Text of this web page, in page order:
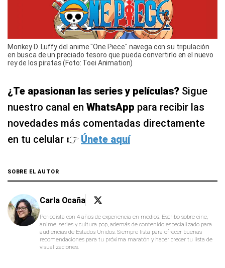
Monkey D. Luffy del anime "One Piece" navega con su tripulación
en busca de un preciado tesoro que pueda convertirlo en el nuevo
rey de los piratas (Foto: Toei Animation)
¿Te apasionan las series y películas? Sigue
nuestro canal en WhatsApp para recibir las
novedades más comentadas directamente
en tu celular 👉 Únete aquí
SOBRE EL AUTOR
Carla Ocaña
Periodista con 4 años de experiencia en medios. Escribo sobre cine,
anime, series y cultura pop, además de contenido especializado para
audiencias de Estados Unidos. Siempre lista para ofrecer buenas
recomendaciones para tu próxima maratón y hacer crecer tu lista de
visualizaciones.